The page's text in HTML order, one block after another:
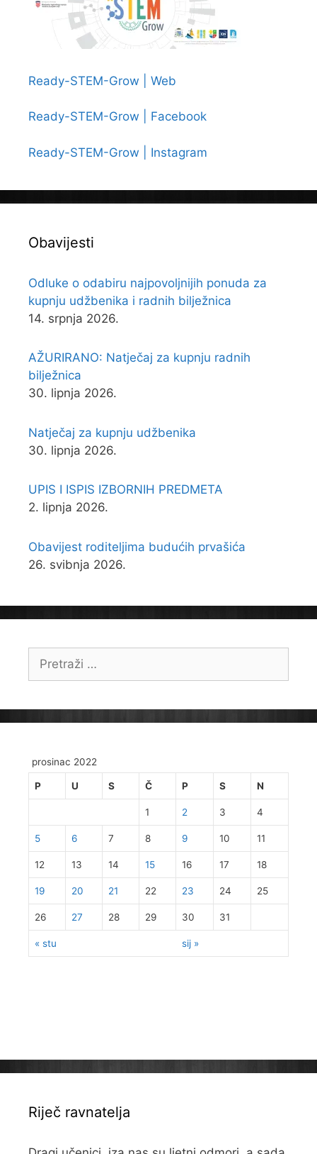
Ready-STEM-Grow | Web
Ready-STEM-Grow | Facebook
Ready-STEM-Grow | Instagram
Obavijesti
Odluke o odabiru najpovoljnijih ponuda za
kupnju udžbenika i radnih bilježnica
14. srpnja 2026.
AŽURIRANO: Natječaj za kupnju radnih
bilježnica
30. lipnja 2026.
Natječaj za kupnju udžbenika
30. lipnja 2026.
UPIS I ISPIS IZBORNIH PREDMETA
2. lipnja 2026.
Obavijest roditeljima budućih prvašića
26. svibnja 2026.
prosinac 2022
P U S Č P S N
« stu sij »
1 2 3 4
5 6 7 8 9 10 11
12 13 14 15 16 17 18
19 20 21 22 23 24 25
26 27 28 29 30 31
Riječ ravnatelja